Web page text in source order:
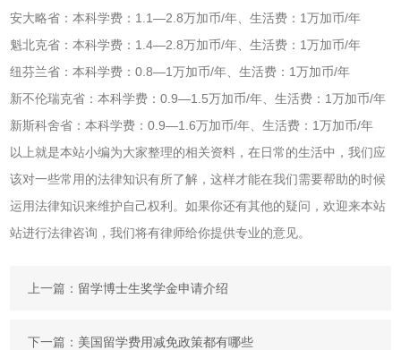
安大略省：本科学费：1.1—2.8万加币/年、生活费：1万加币/年
魁北克省：本科学费：1.4—2.8万加币/年、生活费：1万加币/年
纽芬兰省：本科学费：0.8—1万加币/年、生活费：1万加币/年
新不伦瑞克省：本科学费：0.9—1.5万加币/年、生活费：1万加币/年
新斯科舍省：本科学费：0.9—1.6万加币/年、生活费：1万加币/年
以上就是本站小编为大家整理的相关资料，在日常的生活中，我们应
该对一些常用的法律知识有所了解，这样才能在我们需要帮助的时候
运用法律知识来维护自己权利。如果你还有其他的疑问，欢迎来本站
站进行法律咨询，我们将有律师给你提供专业的意见。
上一篇： 留学博士生奖学金申请介绍
下一篇： 美国留学费用减免政策都有哪些